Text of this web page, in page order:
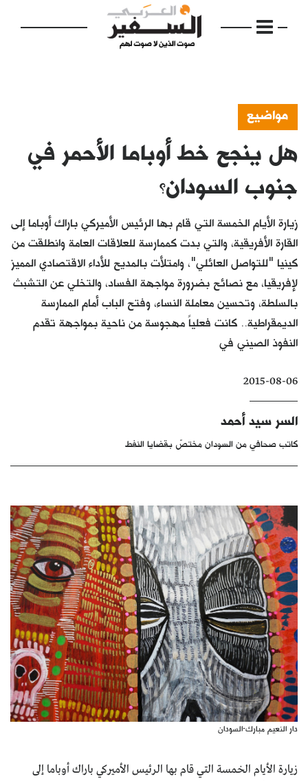
الرئيسية
مواضيع
فكرة
دفاتر
بالصورة
كتّابنا
الأرشيف
مواضيع
هل ينجح خط أوباما الأحمر في
جنوب السودان؟
زيارة الأيام الخمسة التي قام بها الرئيس الأميركي باراك أوباما إلى
القارة الأفريقية، والتي بدت كممارسة للعلاقات العامة وانطلقت من
كينيا "للتواصل العائلي"، وامتلأت بالمديح للأداء الاقتصادي المميز
لإفريقيا، مع نصائح بضرورة مواجهة الفساد، والتخلي عن التشبث
بالسلطة، وتحسين معاملة النساء، وفتح الباب أمام الممارسة
الديمقراطية.. كانت فعلياً مهجوسة من ناحية بمواجهة تقدم
النفوذ الصيني في
2015-08-06
السر سيد أحمد
كاتب صحافي من السودان مختصّ بقضايا النفط
دار النعيم مبارك-السودان
زيارة الأيام الخمسة التي قام بها الرئيس الأميركي باراك أوباما إلى